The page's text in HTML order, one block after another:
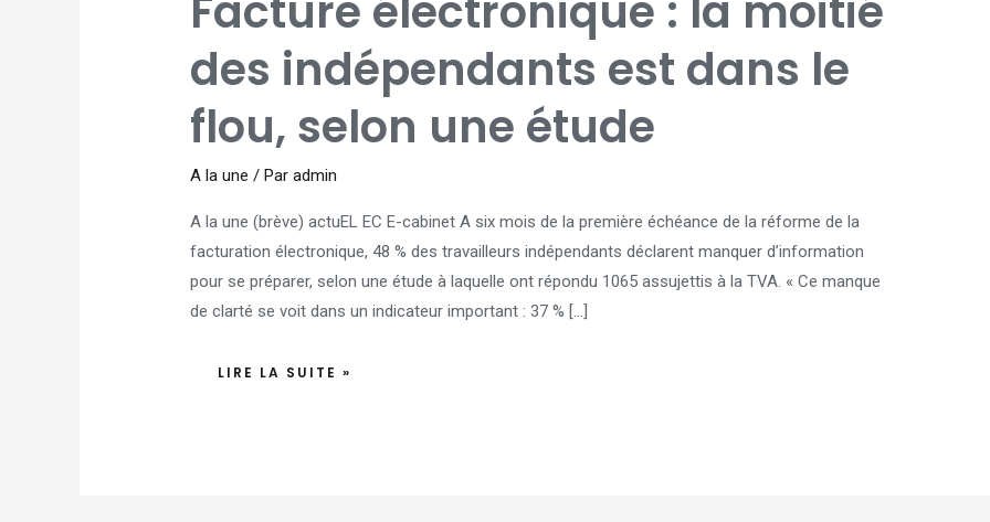
des indépendants est dans le
flou, selon une étude
A la une / Paradmin
A la une (brève) actuEL EC E-cabinet A six mois de la première échéance de la réforme de la
facturation électronique, 48 % des travailleurs indépendants déclarent manquer d’information
pour se préparer, selon une étude à laquelle ont répondu 1065 assujettis à la TVA. « Ce manque
de clarté se voit dans un indicateur important : 37 % […]
:
LA
INDÉPENDANTS
EST
FLOU,
SELON
UNE
LIRE LA SUITE »